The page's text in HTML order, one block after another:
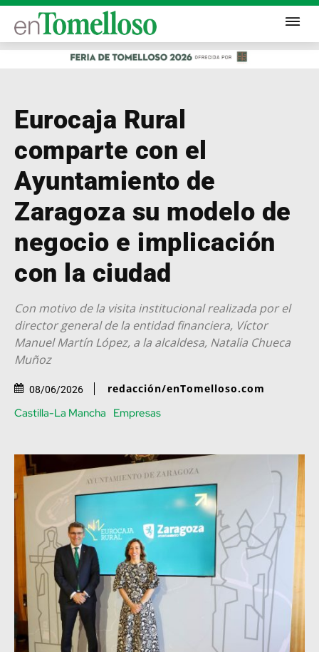
Eurocaja Rural
comparte con el
Ayuntamiento de
Zaragoza su modelo de
negocio e implicación
con la ciudad
Con motivo de la visita institucional realizada por el
director general de la entidad financiera, Víctor
Manuel Martín López, a la alcaldesa, Natalia Chueca
Muñoz
08/06/2026 redacción/enTomelloso.com
Castilla-La Mancha Empresas